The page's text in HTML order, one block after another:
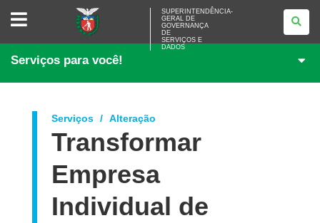
SUPERINTENDÊNCIA-
<BR>GOVERNANÇA
SERVIÇOS
DADOS
SUPERINTENDÊNCIA-
GERAL DE
GOVERNANÇA
DE
SERVIÇOS E
DADOS
Serviços para você!
Serviços Alteração
Transformar
Empresa
Individual de